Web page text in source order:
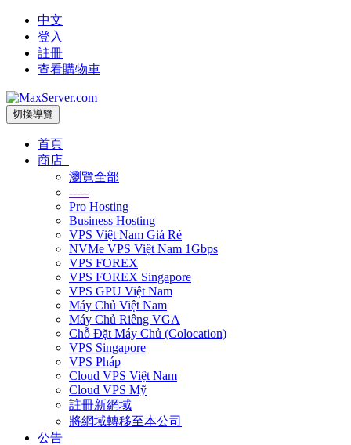
中文
登入
註冊
查看購物車
切換導覽
首頁
商店
瀏覽全部
-----
Pro Hosting
Business Hosting
VPS Việt Nam Giá Rẻ
NVMe VPS Việt Nam 1Gbps
VPS FOREX
VPS FOREX Singapore
VPS GPU Việt Nam
Máy Chủ Việt Nam
Máy Chủ Riêng VGA
Chỗ Đặt Máy Chủ (Colocation)
VPS Singapore
VPS Pháp
Cloud VPS Việt Nam
Cloud VPS Mỹ
註冊新網域
將網域轉移至本公司
公告